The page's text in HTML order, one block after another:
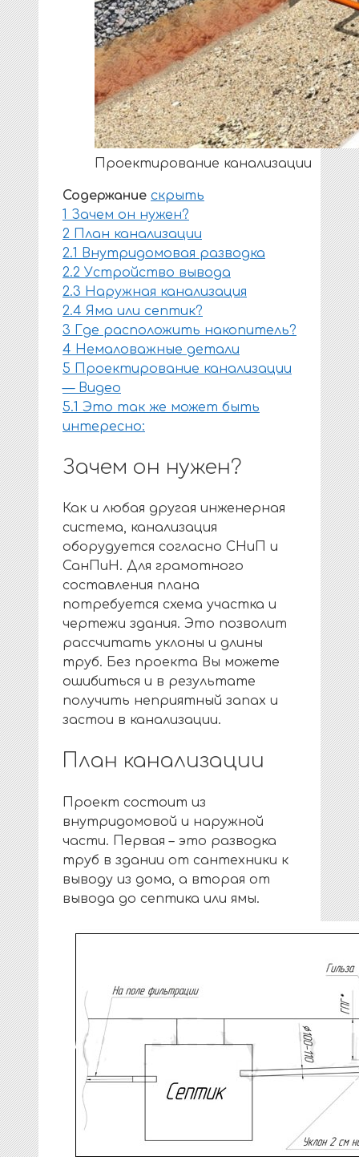
Проектирование канализации
Содержание скрыть
1 Зачем он нужен?
2 План канализации
2.1 Внутридомовая разводка
2.2 Устройство вывода
2.3 Наружная канализация
2.4 Яма или септик?
3 Где расположить накопитель?
4 Немаловажные детали
5 Проектирование канализации
— Видео
5.1 Это так же может быть
интересно:
Зачем он нужен?
Как и любая другая инженерная
система, канализация
оборудуется согласно СНиП и
СанПиН. Для грамотного
составления плана
потребуется схема участка и
чертежи здания. Это позволит
рассчитать уклоны и длины
труб. Без проекта Вы можете
ошибиться и в результате
получить неприятный запах и
застои в канализации.
План канализации
Проект состоит из
внутридомовой и наружной
части. Первая – это разводка
труб в здании от сантехники к
выводу из дома, а вторая от
вывода до септика или ямы.